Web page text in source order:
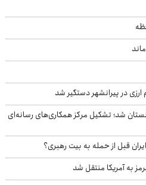
ارزی در پیرانشهر دستگیر شد
شد؛ تشکیل مرکز همکاری‌های رسانه‌ای
به آمریکا منتقل شد